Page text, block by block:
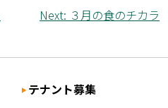
Next: ３月の食のチカラ
テナント募集